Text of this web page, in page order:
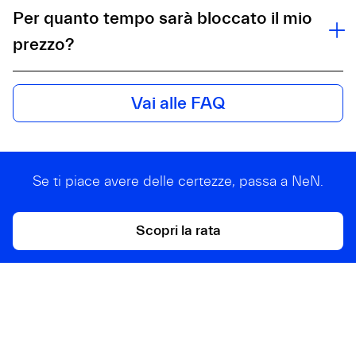
Per quanto tempo sarà bloccato il mio
prezzo?
Vai alle FAQ
Se ti piace avere delle certezze, passa a NeN.
Scopri la rata